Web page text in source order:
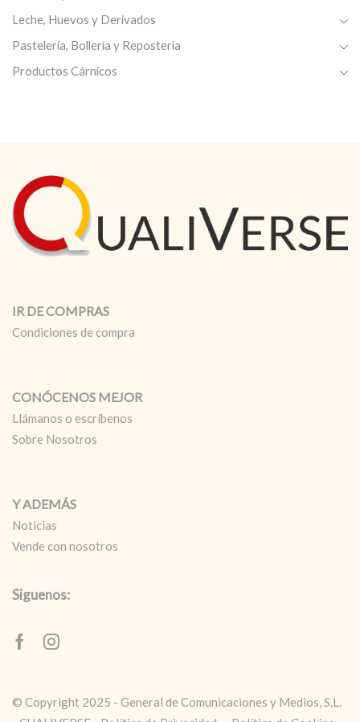
Leche, Huevos y Derivados
Pastelería, Bollería y Reposteria
Productos Cárnicos
IR DE COMPRAS
Condiciones de compra
CONÓCENOS MEJOR
Llámanos o escríbenos
Sobre Nosotros
Y ADEMÁS
Noticias
Vende con nosotros
Siguenos:
FacebookInstagram
© Copyright 2025 - General de Comunicaciones y Medios, S.L.